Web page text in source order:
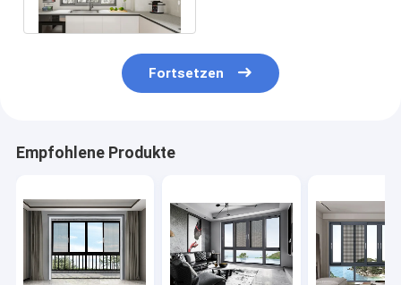
Fortsetzen
Empfohlene Produkte